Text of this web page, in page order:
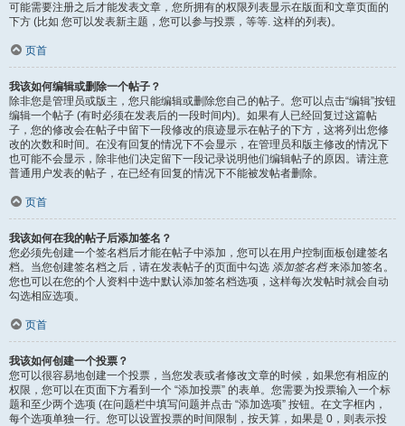
可能需要注册之后才能发表文章，您所拥有的权限列表显示在版面和文章页面的
下方 (比如 您可以发表新主题，您可以参与投票，等等. 这样的列表)。
页首
我该如何编辑或删除一个帖子？
除非您是管理员或版主，您只能编辑或删除您自己的帖子。您可以点击“编辑”按钮
编辑一个帖子 (有时必须在发表后的一段时间内)。如果有人已经回复过这篇帖
子，您的修改会在帖子中留下一段修改的痕迹显示在帖子的下方，这将列出您修
改的次数和时间。在没有回复的情况下不会显示，在管理员和版主修改的情况下
也可能不会显示，除非他们决定留下一段记录说明他们编辑帖子的原因。请注意
普通用户发表的帖子，在已经有回复的情况下不能被发帖者删除。
页首
我该如何在我的帖子后添加签名？
您必须先创建一个签名档后才能在帖子中添加，您可以在用户控制面板创建签名
档。当您创建签名档之后，请在发表帖子的页面中勾选 添加签名档来添加签名。
您也可以在您的个人资料中选中默认添加签名档选项，这样每次发帖时就会自动
勾选相应选项。
页首
我该如何创建一个投票？
您可以很容易地创建一个投票，当您发表或者修改文章的时候，如果您有相应的
权限，您可以在页面下方看到一个 “添加投票” 的表单。您需要为投票输入一个标
题和至少两个选项 (在问题栏中填写问题并点击 “添加选项” 按钮。在文字框内，
每个选项单独一行。您可以设置投票的时间限制，按天算，如果是 0，则表示投